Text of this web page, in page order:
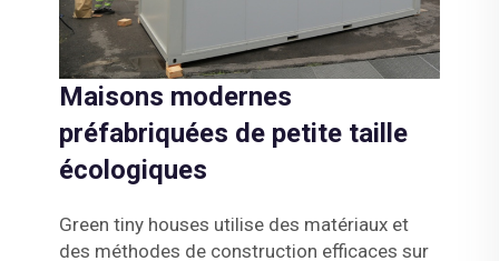
Maisons modernes
préfabriquées de petite taille
écologiques
Green tiny houses utilise des matériaux et
des méthodes de construction efficaces sur